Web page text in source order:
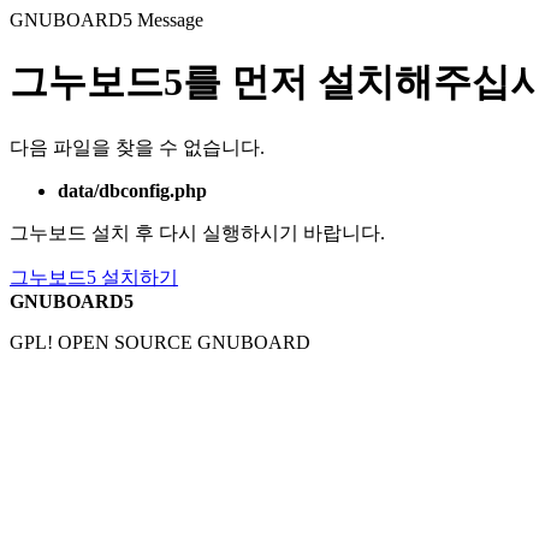
GNUBOARD5 Message
그누보드5를 먼저 설치해주십
다음 파일을 찾을 수 없습니다.
data/dbconfig.php
그누보드 설치 후 다시 실행하시기 바랍니다.
그누보드5 설치하기
GNUBOARD5
GPL! OPEN SOURCE GNUBOARD